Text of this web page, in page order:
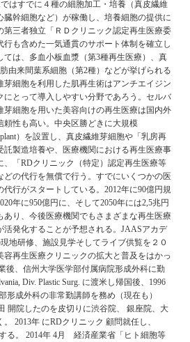
はすでに４種の細胞加工・培養（真皮繊維
幹細胞など）が稼働し、培養細胞の提供に
第三者独立「ＲＤクリニック認定再生医療委
行も含めた一気通貫のサポート体制を確立し
ては、多血小板血漿（第3種再生医療）、真
由来間葉系細胞（第2種）などが挙げられる
細胞を利用した肌再生術はアンチエイジン
にとって導入しやすい分野であろう。セルバ
芽細胞を用いた美容向けの再生医療は国内外
頼性も高い。中央区勝どきに大規模
plant）を設置し、真皮繊維芽細胞や「乳房再
託製造培養や、医療機関における再生医療事
、「RDクリニック（特定）認定再生医療等
の代行を無償で行う。すでにいくつかの医
行がスタートしている。2012年に90億円規
年に950億円に、そして2050年には2,5兆円
あり、今後医療機関でもさまざまな再生医療
活発化することが予想される。JAASアカデ
地研修、施設見学そしてライブ供覧を２０
容再生医療クリニックの拡大と普及をはかっ
後、信州大学医学部付属病院形成外科に勤
Div. Plastic Surg. に渡米し帰国後、1996
形成外科の非常勤講師を務め（現在も）
開院したのを皮切りに渋谷院、 銀座院、大
2013年 にRDクリニック 顧問就任し、
る。 2014年 4月 経済産業省「ヒト細胞等